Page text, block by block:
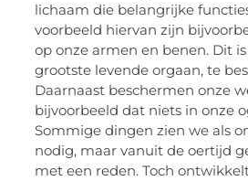
lichaam die belangrijke
voorbeeld hiervan zijn
op onze armen en benen. Dit
grootste levende orgaan, te
Daarnaast beschermen onze
bijvoorbeeld dat niets in onze
Sommige dingen zien we als
nodig, maar vanuit de oertijd
met een reden. Toch